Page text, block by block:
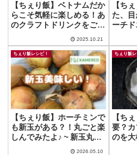
【ちぇり飯】ベトナムだか
らこそ気軽に楽しめる！あ
のクラフトドリンクをご自
2025.10.21
【ち
た、
ーチ
ちぇり飯レシピ！
【ちぇり飯】ホーチミンで
も新玉がある？！丸ごと楽
しんでみたよ♪ ~ 新玉丸ご
2026.05.10
ちぇり飯レ
【ち
要？
のを大